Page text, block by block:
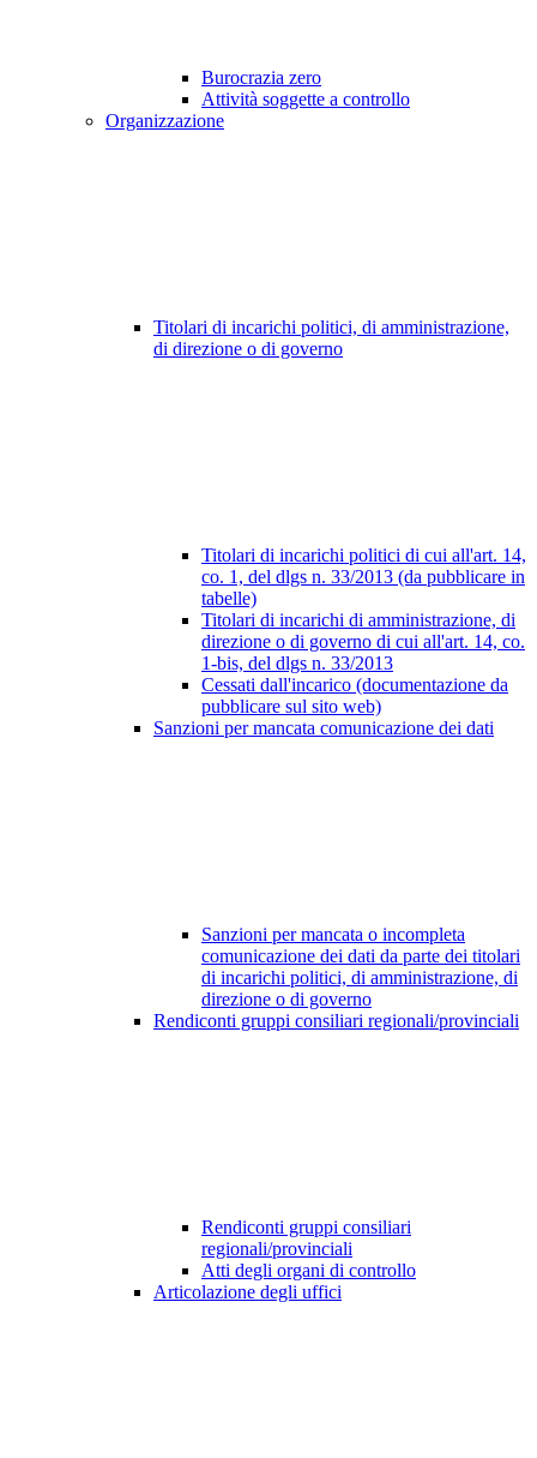
Burocrazia zero
Attività soggette a controllo
Organizzazione
Titolari di incarichi politici, di amministrazione,
di direzione o di governo
Titolari di incarichi politici di cui all'art. 14,
co. 1, del dlgs n. 33/2013 (da pubblicare in
tabelle)
Titolari di incarichi di amministrazione, di
direzione o di governo di cui all'art. 14, co.
1-bis, del dlgs n. 33/2013
Cessati dall'incarico (documentazione da
pubblicare sul sito web)
Sanzioni per mancata comunicazione dei dati
Sanzioni per mancata o incompleta
comunicazione dei dati da parte dei titolari
di incarichi politici, di amministrazione, di
direzione o di governo
Rendiconti gruppi consiliari regionali/provinciali
Rendiconti gruppi consiliari
regionali/provinciali
Atti degli organi di controllo
Articolazione degli uffici